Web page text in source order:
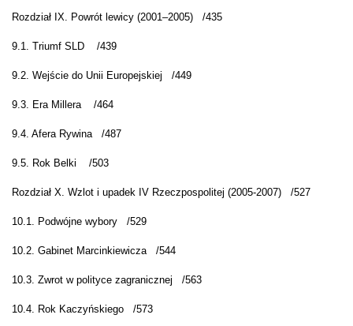
Rozdział IX. Powrót lewicy (2001–2005) /435
9.1. Triumf SLD /439
9.2. Wejście do Unii Europejskiej /449
9.3. Era Millera /464
9.4. Afera Rywina /487
9.5. Rok Belki /503
Rozdział X. Wzlot i upadek IV Rzeczpospolitej (2005-2007) /527
10.1. Podwójne wybory /529
10.2. Gabinet Marcinkiewicza /544
10.3. Zwrot w polityce zagranicznej /563
10.4. Rok Kaczyńskiego /573